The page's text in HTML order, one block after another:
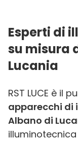
Esperti di
su misura
Lucania
RST LUCE è il
apparecchi di
Albano di